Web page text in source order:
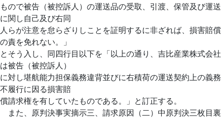
もので被告（被控訴人）の運送品の受取、引渡、保管及び運送
に関し自己及び右同
人らが注意を怠らざりしことを証明するに非ざれば、損害賠償
の責を免れない。」
とそう入し、同四行目以下を「以上の通り、吉比産業株式会社
は被告（被控訴人）
に対し堪航能力担保義務違背並びに右積荷の運送契約上の義務
不履行に因る損害賠
償請求権を有していたものである。」と訂正する。
また、原判決事実摘示三、請求原因（二）中原判決三枚目裏